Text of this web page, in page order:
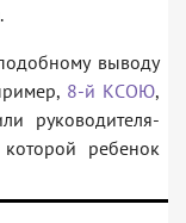
выводу
8-й КСОЮ,
руководителя-
ребенок